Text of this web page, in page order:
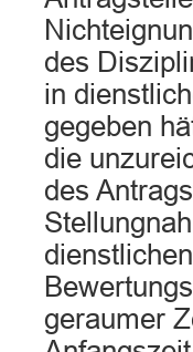
des
in
gegeben
die
des
geraumer